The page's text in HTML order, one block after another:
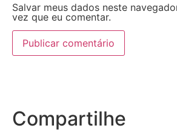
Salvar meus dados neste
vez que eu comentar.
Compartilhe